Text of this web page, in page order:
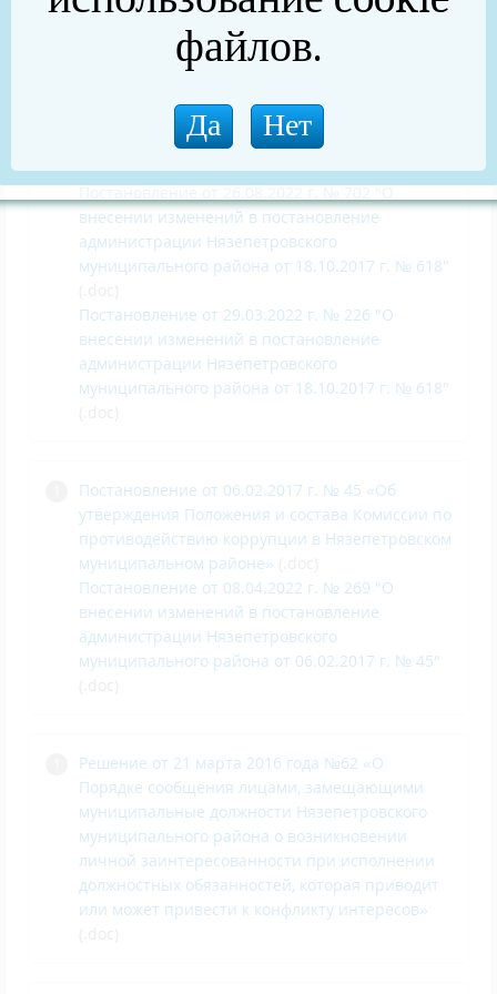
службы Нязепетровского муниципального
района и муниципальными служащими
соблюдения муниципальными служащими
Нязепетровского муниципального района
требований к служебному поведению»(.doc)
Постановление от 26.08.2022 г. № 702 "О
внесении изменений в постановление
администрации Нязепетровского
муниципального района от 18.10.2017 г. № 618"
Постановление от 29.03.2022 г. № 226 "О
внесении изменений в постановление
администрации Нязепетровского
муниципального района от 18.10.2017 г. № 618"
Постановление от 06.02.2017 г. № 45 «Об
утверждения Положения и состава Комиссии по
противодействию коррупции в Нязепетровском
муниципальном районе»
Постановление от 08.04.2022 г. № 269 "О
внесении изменений в постановление
администрации Нязепетровского
муниципального района от 06.02.2017 г. № 45"
Решение от 21 марта 2016 года №62 «О
Порядке сообщения лицами, замещающими
муниципальные должности Нязепетровского
муниципального района о возникновении
личной заинтересованности при исполнении
должностных обязанностей, которая приводит
или может привести к конфликту интересов»
файлов.